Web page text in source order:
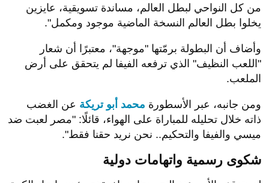
من كل النواحي لبطل العالم، مساندة تسويقية، عايزين
يخلوا بطل العالم النسخة الماضية موجود ومكمل".
وأضاف أن البطولة برمّتها "موجهة"، معتبرًا أن شعار
"اللعب النظيف" الذي ترفعه الفيفا لم يتحقق على أرض
الملعب.
ومن جانبه، عبر الأسطورة محمد أبو تريكة عن الغضب
ذاته خلال تحليله للمباراة على الهواء، قائلًا: "مصر لعبت ضد
ميسي والفيفا والتحكيم.. نحن نريد حقنا فقط".
شكوى رسمية واتهامات دولية